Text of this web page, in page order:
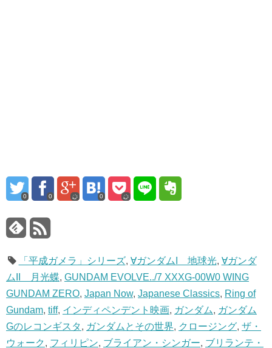
0 0 0
「平成ガメラ」シリーズ, ∀ガンダムI 地球光, ∀ガンダ
ムII 月光蝶, GUNDAM EVOLVE../7 XXXG-00W0 WING
GUNDAM ZERO, Japan Now, Japanese Classics, Ring of
Gundam, tiff, インディペンデント映画, ガンダム, ガンダム
Gのレコンギスタ, ガンダムとその世界, クロージング, ザ・
ウォーク , フィリピン, ブライアン・シンガー, ブリランテ・